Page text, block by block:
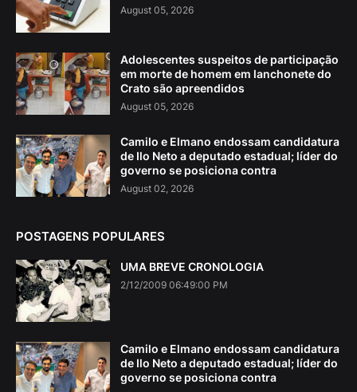
August 05, 2026
Adolescentes suspeitos de participação
em morte de homem em lanchonete do
Crato são apreendidos
August 05, 2026
Camilo e Elmano endossam candidatura
de Ilo Neto a deputado estadual; líder do
governo se posiciona contra
August 02, 2026
POSTAGENS POPULARES
UMA BREVE CRONOLOGIA
2/12/2009 06:49:00 PM
Camilo e Elmano endossam candidatura
de Ilo Neto a deputado estadual; líder do
governo se posiciona contra